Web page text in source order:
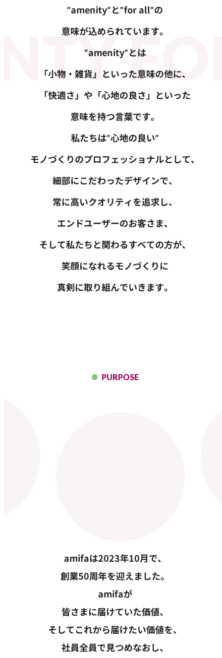
”amenity”と”for all”の
意味が込められています。
”amenity”とは
「小物・雑貨」といった意味の他に、
「快適さ」や「心地の良さ」といった
意味を持つ言葉です。
私たちは”心地の良い”
モノづくりのプロフェッショナルとして、
細部にこだわったデザインで、
常に高いクオリティを追求し、
エンドユーザーのお客さま、
そして私たちと関わるすべての方が、
笑顔になれるモノづくりに
真剣に取り組んでいきます。
PURPOSE
amifaは2023年10月で、
創業50周年を迎えました。
amifaが
皆さまに届けていた価値、
そしてこれから届けたい価値を、
社員全員で見つめなおし、